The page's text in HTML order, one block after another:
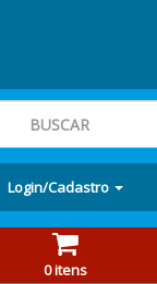
Login/Cadastro
0 itens